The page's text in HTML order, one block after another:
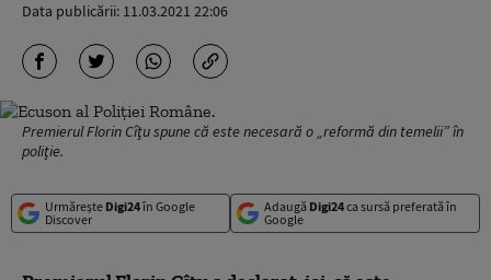
Data publicării: 11.03.2021 22:06
Premierul Florin Cîţu spune că este necesară o „reformă din temelii” în
poliţie.
Urmărește Digi24în Google
Discover
Adaugă Digi24ca sursă preferată în
Google